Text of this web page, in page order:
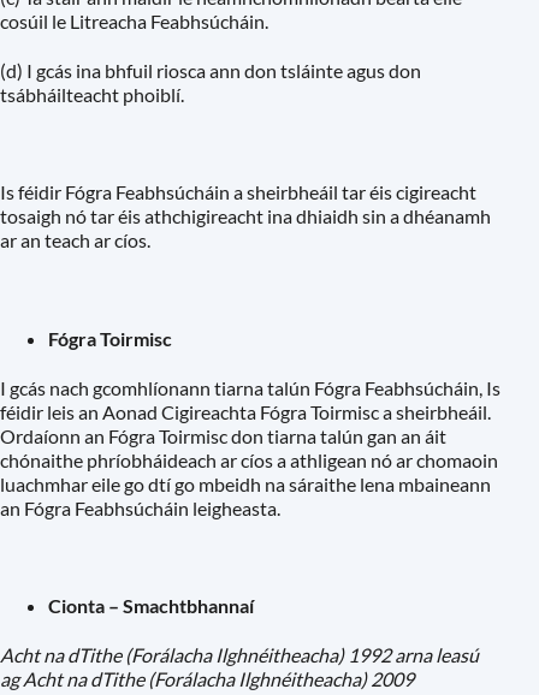
cosúil le Litreacha Feabhsúcháin.
(d) I gcás ina bhfuil riosca ann don tsláinte agus don
tsábháilteacht phoiblí.
Is féidir Fógra Feabhsúcháin a sheirbheáil tar éis cigireacht
tosaigh nó tar éis athchigireacht ina dhiaidh sin a dhéanamh
ar an teach ar cíos.
Fógra Toirmisc
I gcás nach gcomhlíonann tiarna talún Fógra Feabhsúcháin, Is
féidir leis an Aonad Cigireachta Fógra Toirmisc a sheirbheáil.
Ordaíonn an Fógra Toirmisc don tiarna talún gan an áit
chónaithe phríobháideach ar cíos a athligean nó ar chomaoin
luachmhar eile go dtí go mbeidh na sáraithe lena mbaineann
an Fógra Feabhsúcháin leigheasta.
Cionta – Smachtbhannaí
Acht na dTithe (Forálacha Ilghnéitheacha) 1992 arna leasú
ag Acht na dTithe (Forálacha Ilghnéitheacha) 2009